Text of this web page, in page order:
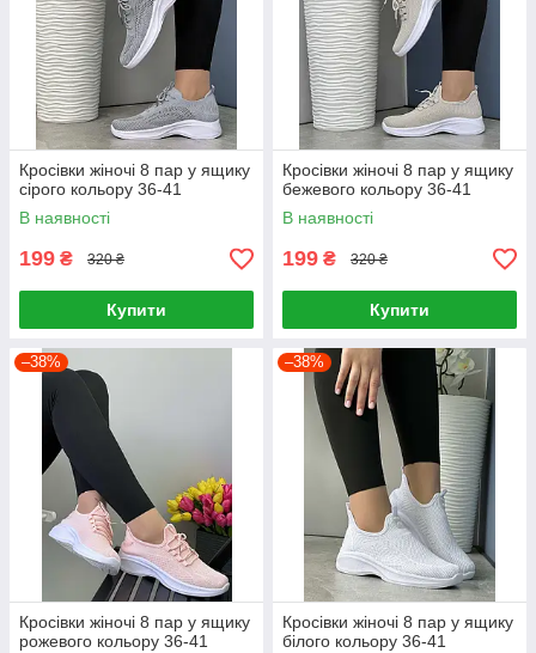
Кросівки жіночі 8 пар у ящику
сірого кольору 36-41
В наявності
199 ₴ 320 ₴
Купити
Кросівки жіночі 8 пар у ящику
бежевого кольору 36-41
В наявності
199 ₴ 320 ₴
Купити
–38%
Кросівки жіночі 8 пар у ящику
рожевого кольору 36-41
–38%
Кросівки жіночі 8 пар у ящику
білого кольору 36-41